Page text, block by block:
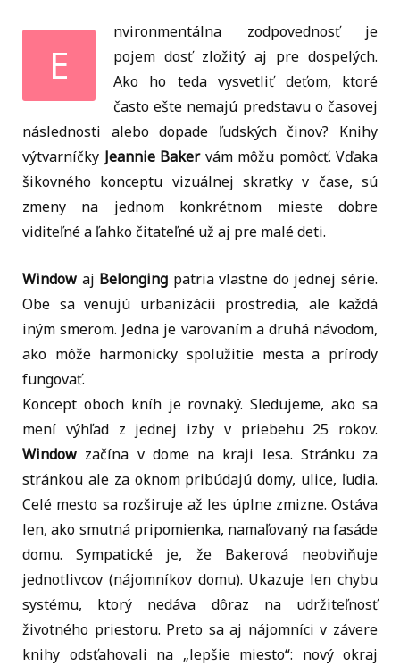
E
nvironmentálna zodpovednosť je
pojem dosť zložitý aj pre dospelých.
Ako ho teda vysvetliť deťom, ktoré
často ešte nemajú predstavu o časovej
následnosti alebo dopade ľudských činov? Knihy
výtvarníčky Jeannie Bakervám môžu pomôcť. Vďaka
šikovného konceptu vizuálnej skratky v čase, sú
zmeny na jednom konkrétnom mieste dobre
viditeľné a ľahko čitateľné už aj pre malé deti.
Window aj Belonging patria vlastne do jednej série.
Obe sa venujú urbanizácii prostredia, ale každá
iným smerom. Jedna je varovaním a druhá návodom,
ako môže harmonicky spolužitie mesta a prírody
fungovať.
Koncept oboch kníh je rovnaký. Sledujeme, ako sa
mení výhľad z jednej izby v priebehu 25 rokov.
Window začína v dome na kraji lesa. Stránku za
stránkou ale za oknom pribúdajú domy, ulice, ľudia.
Celé mesto sa rozširuje až les úplne zmizne. Ostáva
len, ako smutná pripomienka, namaľovaný na fasáde
domu. Sympatické je, že Bakerová neobviňuje
jednotlivcov (nájomníkov domu). Ukazuje len chybu
systému, ktorý nedáva dôraz na udržiteľnosť
životného priestoru. Preto sa aj nájomníci v závere
knihy odsťahovali na „lepšie miesto“: nový okraj